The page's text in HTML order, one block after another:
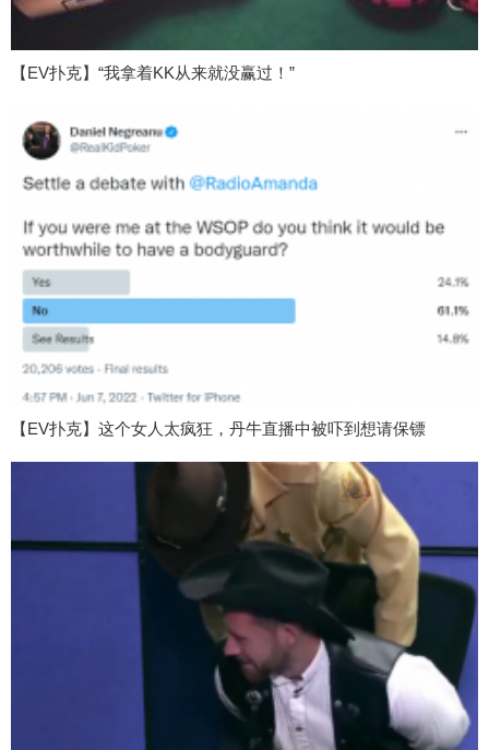
【EV扑克】“我拿着KK从来就没赢过！”
【EV扑克】这个女人太疯狂，丹牛直播中被吓到想请保镖